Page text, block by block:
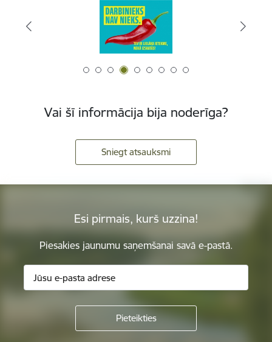
Vai šī informācija bija noderīga?
Sniegt atsauksmi
Esi pirmais, kurš uzzina!
Piesakies jaunumu saņemšanai savā e-pastā.